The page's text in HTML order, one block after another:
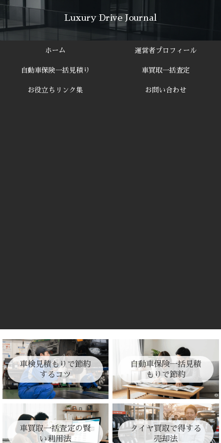
Luxury Drive Journal
ホーム 運営者プロフィール
自動車保険一括見積り 車買取一括査定
お役立ちリンク集 お問い合わせ
車検見積もりで節約
するコツ
自動車保険一括見積
もりで節約
車買取一括査定の賢
い利用法
タイヤ買取で得する
売却法